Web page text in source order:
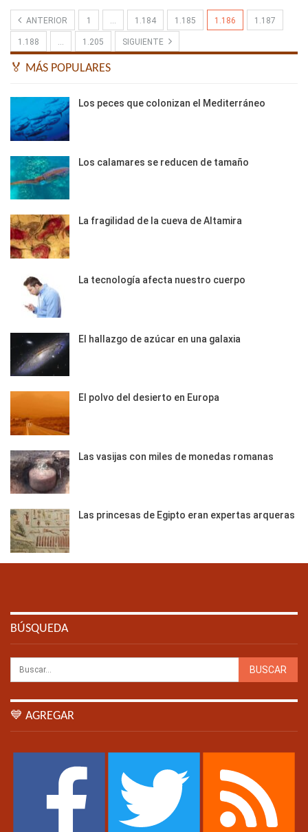
ANTERIOR 1 … 1.184 1.185 1.186 1.187
1.188 … 1.205 SIGUIENTE
🏅 MÁS POPULARES
Los peces que colonizan el Mediterráneo
Los calamares se reducen de tamaño
La fragilidad de la cueva de Altamira
La tecnología afecta nuestro cuerpo
El hallazgo de azúcar en una galaxia
El polvo del desierto en Europa
Las vasijas con miles de monedas romanas
Las princesas de Egipto eran expertas arqueras
BÚSQUEDA
💙 AGREGAR